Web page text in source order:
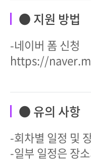
● 지원 방법
-네이버 폼 신청
https://
● 유의 사항
-회차별 일정 및
-일부 일정은 장